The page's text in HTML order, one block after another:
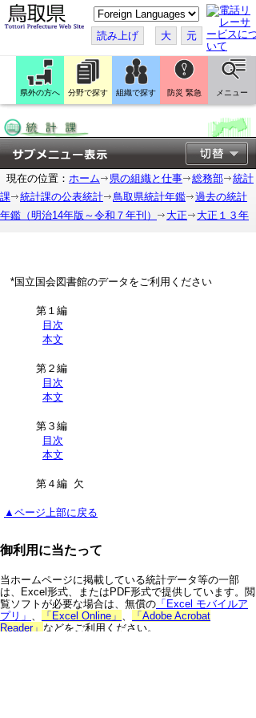
こ
の
ペ
ー
ジ
翻
訳
す
読み上げ 大 元
県外の方へ 分野で探す 組織で探す 防災 緊急 メニュー
現在の位置： ホーム 県の組織と仕事 総務部
統計
課
統計課の公表統計 鳥取県統計年鑑
過去の統計
年鑑（明治14年版～令和７年刊）
大正 大正１３年
*国立国会図書館のデータをご利用ください
第１編
目次
本文
第２編
目次
本文
第３編
目次
本文
第４編 欠
▲ページ上部に戻る
御利用に当たって
当ホームページに掲載している統計データ等の一部
は、Excel形式、またはPDF形式で提供しています。閲
覧ソフトが必要な場合は、無償の 「Excel モバイルア
プリ」
「Excel Online」
「Adobe Acrobat
Reader」 などをご利用ください。